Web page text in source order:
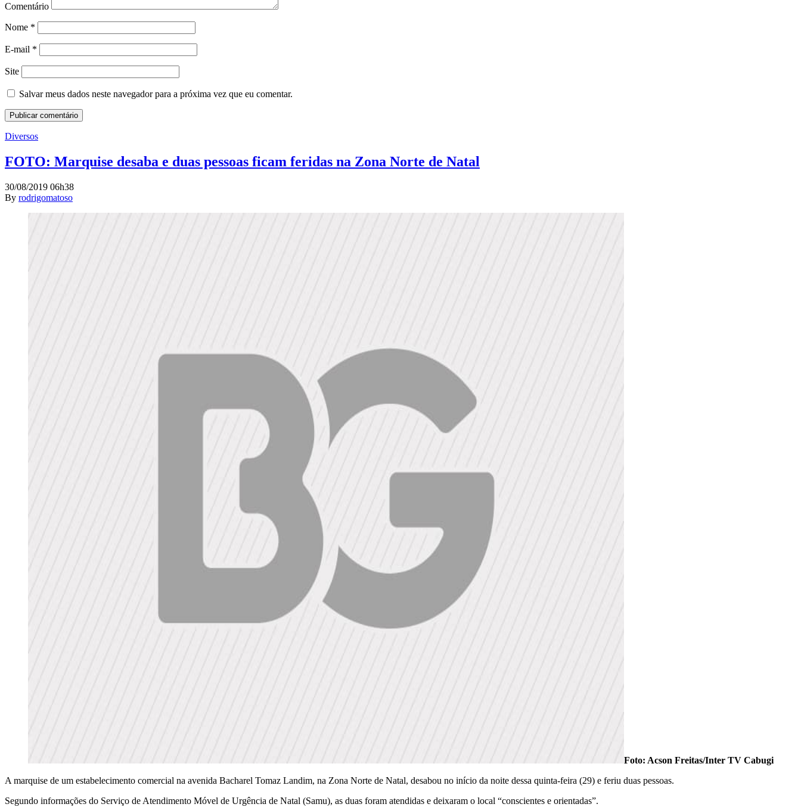
Comentário
Nome *
E-mail *
Site
Salvar meus dados neste navegador para a próxima vez que eu comentar.
Diversos
FOTO: Marquise desaba e duas pessoas ficam feridas na Zona Norte de Natal
30/08/2019 06h38
By rodrigomatoso
Foto: Acson Freitas/Inter TV Cabugi
A marquise de um estabelecimento comercial na avenida Bacharel Tomaz Landim, na Zona Norte de Natal, desabou no início da noite dessa quinta-feira (29) e feriu duas pessoas.
Segundo informações do Serviço de Atendimento Móvel de Urgência de Natal (Samu), as duas foram atendidas e deixaram o local “conscientes e orientadas”.